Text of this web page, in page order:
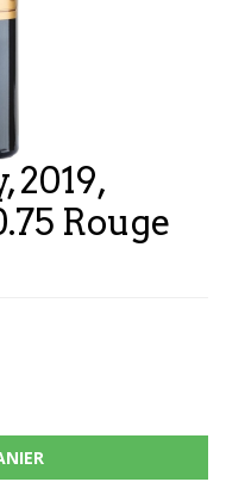
2019,
Rouge